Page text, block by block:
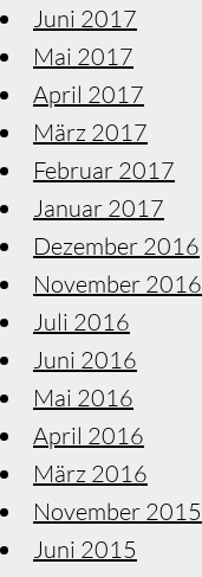
Juni 2017
Mai 2017
April 2017
März 2017
Februar 2017
Januar 2017
Dezember 2016
November 2016
Juli 2016
Juni 2016
Mai 2016
April 2016
März 2016
November 2015
Juni 2015